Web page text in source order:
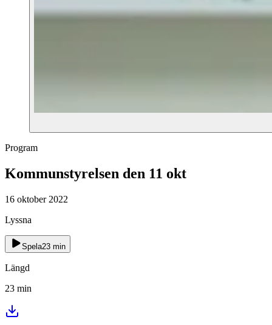
Program
Kommunstyrelsen den 11 okt
16 oktober 2022
Lyssna
Spela23 min
Längd
23 min